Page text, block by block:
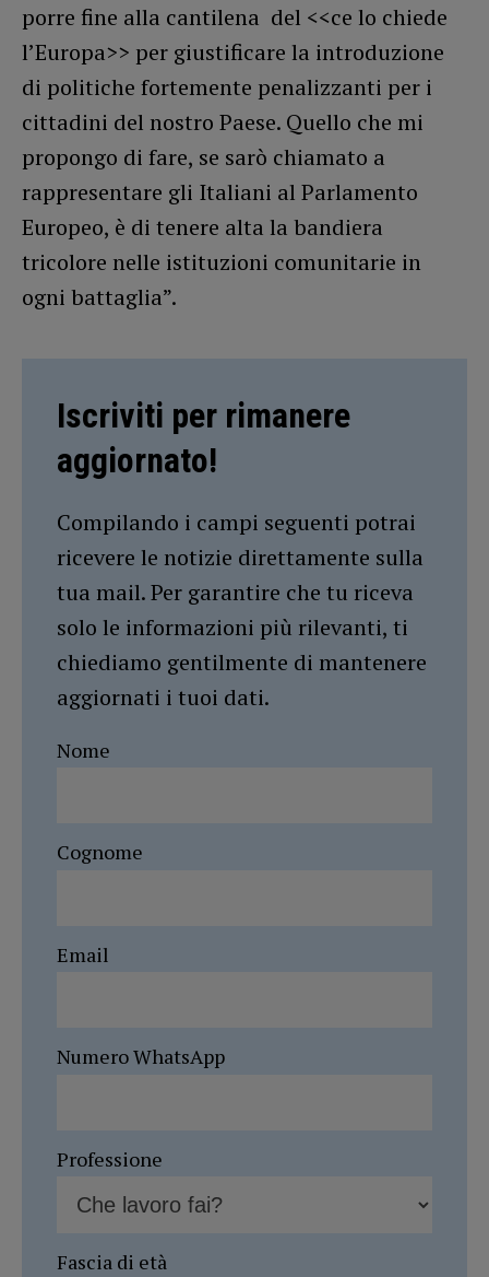
porre fine alla cantilena del <<ce lo chiede
l’Europa>> per giustificare la introduzione
di politiche fortemente penalizzanti per i
cittadini del nostro Paese. Quello che mi
propongo di fare, se sarò chiamato a
rappresentare gli Italiani al Parlamento
Europeo, è di tenere alta la bandiera
tricolore nelle istituzioni comunitarie in
ogni battaglia”.
Iscriviti per rimanere
aggiornato!
Compilando i campi seguenti potrai
ricevere le notizie direttamente sulla
tua mail. Per garantire che tu riceva
solo le informazioni più rilevanti, ti
chiediamo gentilmente di mantenere
aggiornati i tuoi dati.
Nome
Cognome
Email
Numero WhatsApp
Professione
Fascia di età